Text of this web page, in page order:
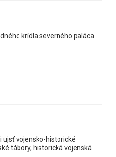
krídla severného paláca
ujsť vojensko-historické
tábory, historická vojenská